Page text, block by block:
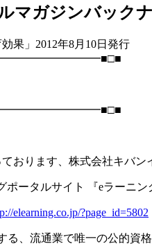
マガジンバック
果」2012年8月10日発行
おります、株式会社キバン
ータルサイト 『eラーニン
elearning.co.jp/?page_id=5802
、流通業で唯一の公的資格